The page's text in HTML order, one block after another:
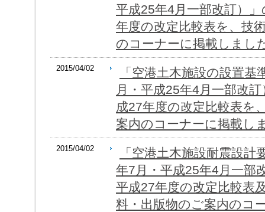
平成25年4月一部改訂）
年度の改定比較表を、技
のコーナーに掲載しまし
2015/04/02
「空港土木施設の設置
月・平成25年4月一部改
成27年度の改定比較表を
案内のコーナーに掲載し
2015/04/02
「空港土木施設耐震設
年7月・平成25年4月一部
平成27年度の改定比較表
料・出版物のご案内のコ